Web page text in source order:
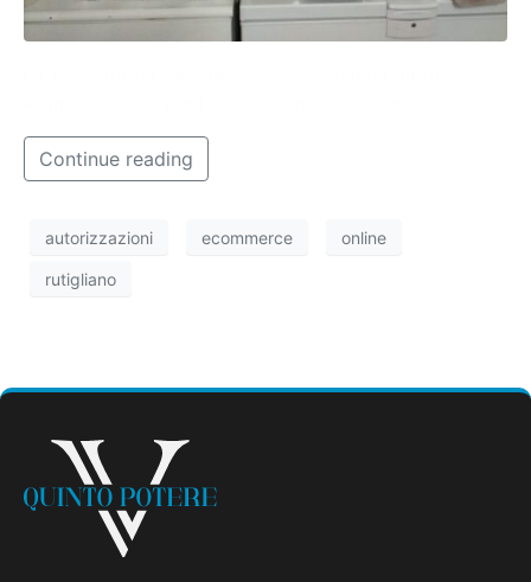
Continue reading
autorizzazioni ecommerce online
rutigliano